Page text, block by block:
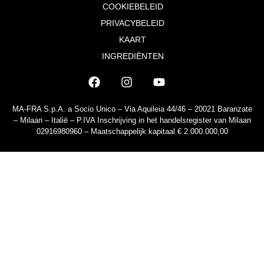
COOKIEBELEID
PRIVACYBELEID
KAART
INGREDIËNTEN
MA-FRA S.p.A. a Socio Unico – Via Aquileia 44/46 – 20021 Baranzate
– Milaan – Italië – P.IVA Inschrijving in het handelsregister van Milaan
02916980960 – Maatschappelijk kapitaal € 2.000.000,00